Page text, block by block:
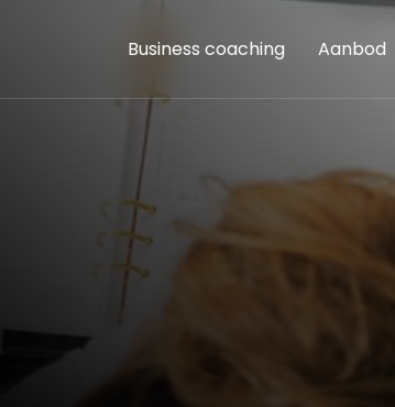
Business coaching Aanbod